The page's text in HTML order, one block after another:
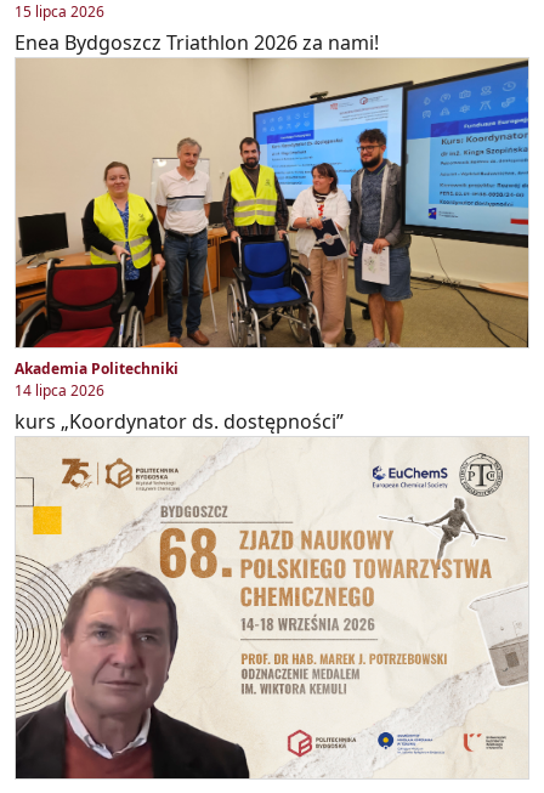
15 lipca 2026
Enea Bydgoszcz Triathlon 2026 za nami!
Akademia Politechniki
14 lipca 2026
kurs „Koordynator ds. dostępności”